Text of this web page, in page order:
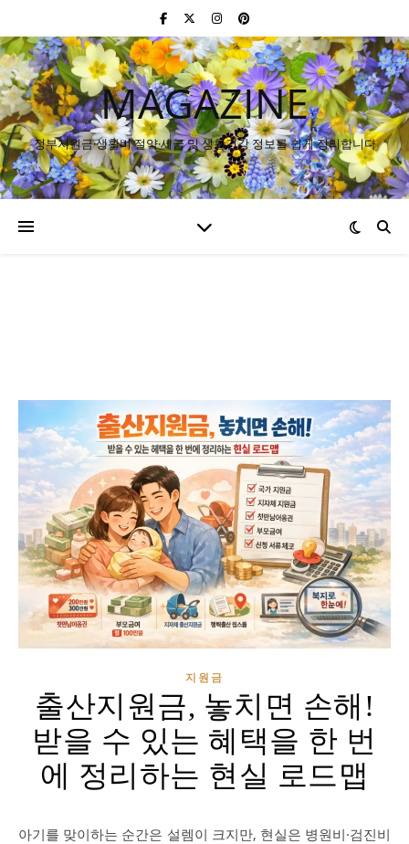
MAGAZINE
정부지원금·생활비 절약·세금 및 생활건강 정보를 쉽게 정리합니다
지원금
출산지원금, 놓치면 손해!
받을 수 있는 혜택을 한 번
에 정리하는 현실 로드맵
아기를 맞이하는 순간은 설렘이 크지만, 현실은 병원비·검진비